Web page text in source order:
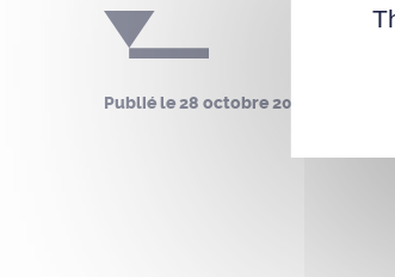
Publié le28 octobre 2024